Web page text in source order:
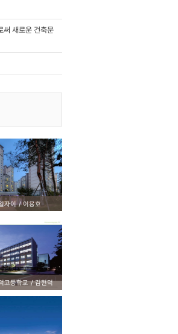
써 새로운 건축문
자이 이용호
고등학교 김현덕